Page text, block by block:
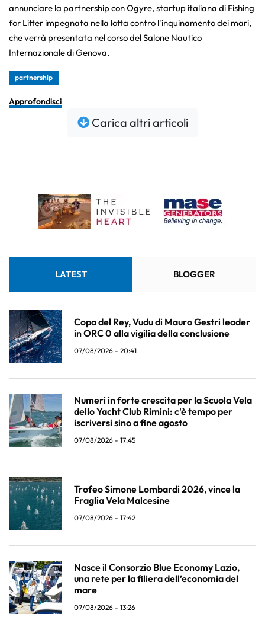
annunciare la partnership con Ogyre, startup italiana di Fishing
for Litter impegnata nella lotta contro l'inquinamento dei mari,
che verrà presentata nel corso del Salone Nautico
Internazionale di Genova.
partnership
Approfondisci
Carica altri articoli
LATEST BLOGGER
Copa del Rey, Vudu di Mauro Gestri leader
in ORC 0 alla vigilia della conclusione
07/08/2026 - 20:41
Numeri in forte crescita per la Scuola Vela
dello Yacht Club Rimini: c'è tempo per
iscriversi sino a fine agosto
07/08/2026 - 17:45
Trofeo Simone Lombardi 2026, vince la
Fraglia Vela Malcesine
07/08/2026 - 17:42
Nasce il Consorzio Blue Economy Lazio,
una rete per la filiera dell’economia del
mare
07/08/2026 - 13:26